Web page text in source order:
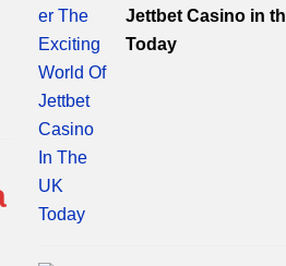
Jettbet Casino in
Today